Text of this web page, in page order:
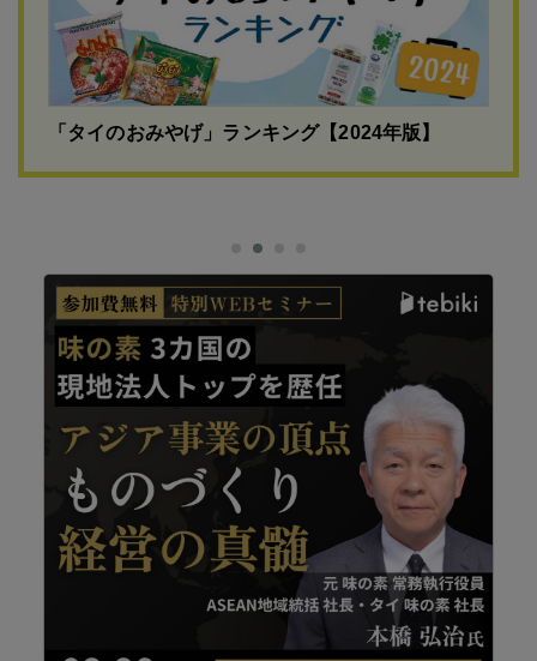
「タイのおみやげ」ランキング【2024年版】